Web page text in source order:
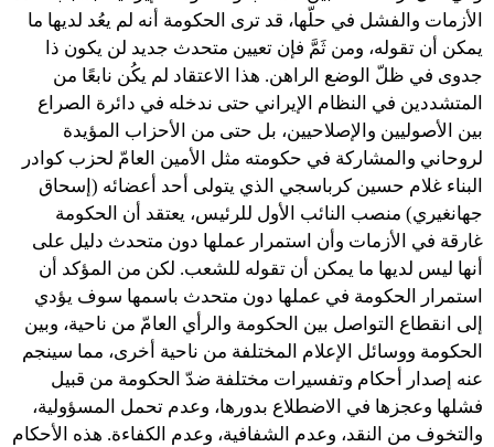
الأزمات والفشل في حلّها، قد ترى الحكومة أنه لم يعُد لديها ما
يمكن أن تقوله، ومن ثَمَّ فإن تعيين متحدث جديد لن يكون ذا
جدوى في ظلّ الوضع الراهن. هذا الاعتقاد لم يكُن نابعًا من
المتشددين في النظام الإيراني حتى ندخله في دائرة الصراع
بين الأصوليين والإصلاحيين، بل حتى من الأحزاب المؤيدة
لروحاني والمشاركة في حكومته مثل الأمين العامّ لحزب كوادر
البناء غلام حسين كرباسجي الذي يتولى أحد أعضائه (إسحاق
جهانغيري) منصب النائب الأول للرئيس، يعتقد أن الحكومة
غارقة في الأزمات وأن استمرار عملها دون متحدث دليل على
أنها ليس لديها ما يمكن أن تقوله للشعب. لكن من المؤكد أن
استمرار الحكومة في عملها دون متحدث باسمها سوف يؤدي
إلى انقطاع التواصل بين الحكومة والرأي العامّ من ناحية، وبين
الحكومة ووسائل الإعلام المختلفة من ناحية أخرى، مما سينجم
عنه إصدار أحكام وتفسيرات مختلفة ضدّ الحكومة من قبيل
فشلها وعجزها في الاضطلاع بدورها، وعدم تحمل المسؤولية،
والتخوف من النقد، وعدم الشفافية، وعدم الكفاءة. هذه الأحكام